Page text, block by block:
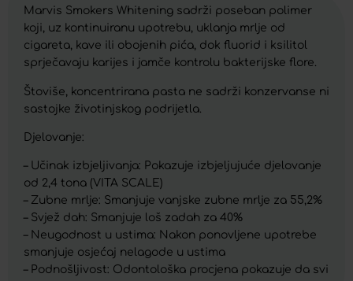
Marvis Smokers Whitening sadrži poseban polimer
koji, uz kontinuiranu upotrebu, uklanja mrlje od
cigareta, kave ili obojenih pića, dok fluorid i ksilitol
sprječavaju karijes i jamče kontrolu bakterijske flore.
Štoviše, koncentrirana pasta ne sadrži konzervanse ni
sastojke životinjskog podrijetla.
Djelovanje:
– Učinak izbjeljivanja: Pokazuje izbjeljujuće djelovanje
od 2,4 tona (VITA SCALE)
– Zubne mrlje: Smanjuje vanjske zubne mrlje za 55,2%
– Svjež dah: Smanjuje loš zadah za 40%
– Neugodnost u ustima: Nakon ponovljene upotrebe
smanjuje osjećaj nelagode u ustima
– Podnošljivost: Odontološka procjena pokazuje da svi